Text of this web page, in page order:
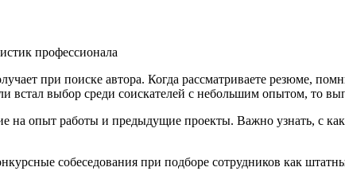
при поиске автора. Когда рассматриваете резюме,
встал выбор среди соискателей с небольшим опытом, то
на опыт работы и предыдущие проекты. Важно узнать, с
собеседования при подборе сотрудников как